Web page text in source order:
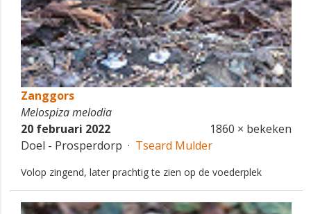
Zanggors
Melospiza melodia
20 februari 2022
1860 × bekeken
Doel - Prosperdorp · Tseard Mulder
Volop zingend, later prachtig te zien op de voederplek